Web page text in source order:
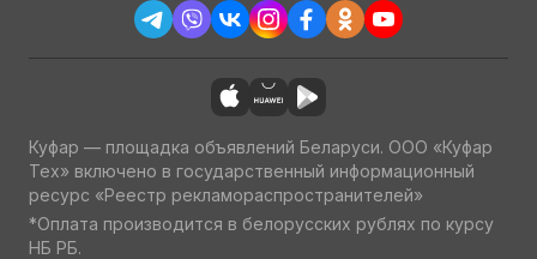
Куфар — площадка объявлений Беларуси. ООО «Куфар
Тех» включено в государственный информационный
ресурс «Реестр рекламораспространителей»
*Оплата производится в белорусских рублях по курсу
НБ РБ.